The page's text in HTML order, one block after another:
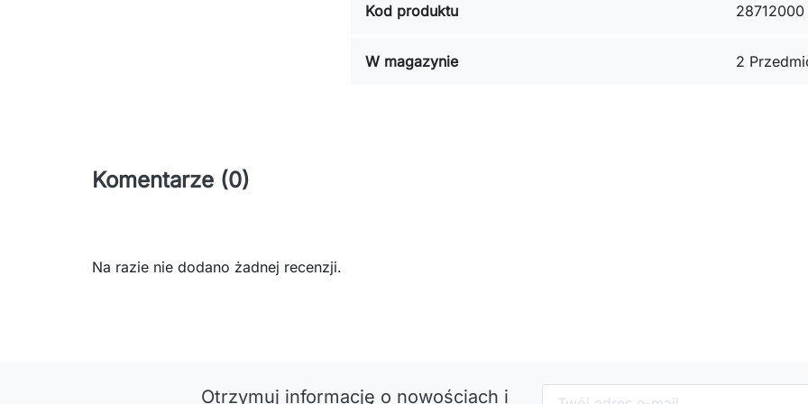
Kod produktu 28712000
W magazynie 2
Komentarze (0)
Na razie nie dodano żadnej recenzji.
Otrzymuj informację o nowościach i